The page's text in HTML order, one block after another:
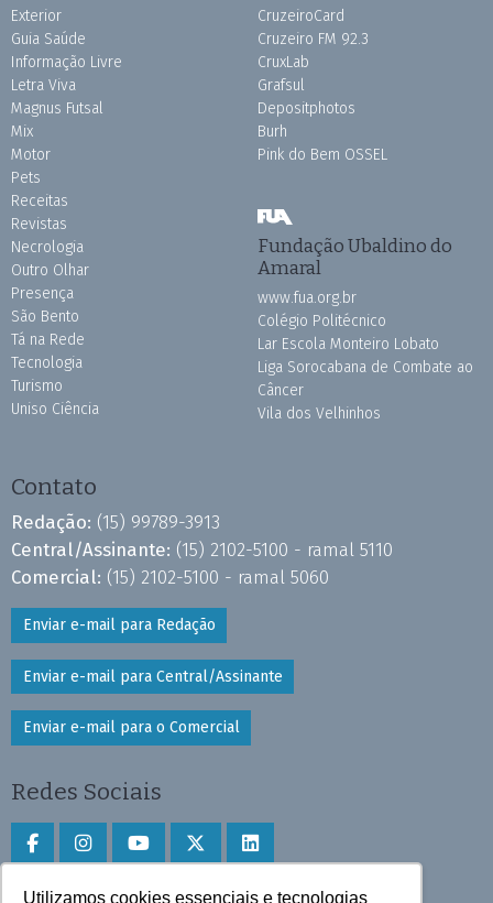
Utilizamos cookies essenciais e tecnologias
Exterior
Guia Saúde
Informação Livre
Letra Viva
Magnus Futsal
Mix
Motor
Pets
Receitas
Revistas
Necrologia
Outro Olhar
Presença
São Bento
Tá na Rede
Tecnologia
Turismo
Uniso Ciência
CruzeiroCard
Cruzeiro FM 92.3
CruxLab
Grafsul
Depositphotos
Burh
Pink do Bem OSSEL
Fundação Ubaldino do
Amaral
www.fua.org.br
Colégio Politécnico
Lar Escola Monteiro Lobato
Liga Sorocabana de Combate ao
Câncer
Vila dos Velhinhos
Contato
Redação: (15) 99789-3913
Central/Assinante: (15) 2102-5100 - ramal 5110
Comercial: (15) 2102-5100 - ramal 5060
Enviar e-mail para Redação
Enviar e-mail para Central/Assinante
Enviar e-mail para o Comercial
Redes Sociais